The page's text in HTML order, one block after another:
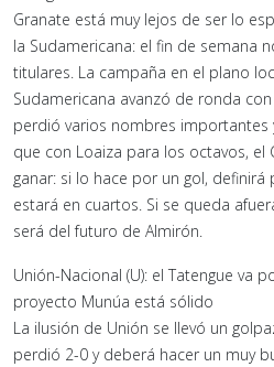
Granate está muy lejos de ser lo
la Sudamericana: el fin de semana
titulares. La campaña en el plano
Sudamericana avanzó de ronda
perdió varios nombres
que con Loaiza para los octavos, el
ganar: si lo hace por un gol,
estará en cuartos. Si se queda
será del futuro de Almirón.
Unión-Nacional (U): el Tatengue va
proyecto Munúa está sólido
La ilusión de Unión se llevó un
perdió 2-0 y deberá hacer un muy